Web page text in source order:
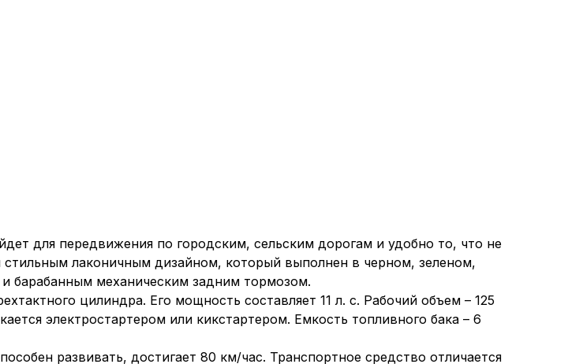
для передвижения по городским, сельским дорогам и удобно то, что не
стильным лаконичным дизайном, который выполнен в черном, зеленом,
барабанным механическим задним тормозом.
цилиндра. Его мощность составляет 11 л. с. Рабочий объем – 125
электростартером или кикстартером. Емкость топливного бака – 6
развивать, достигает 80 км/час. Транспортное средство отличается